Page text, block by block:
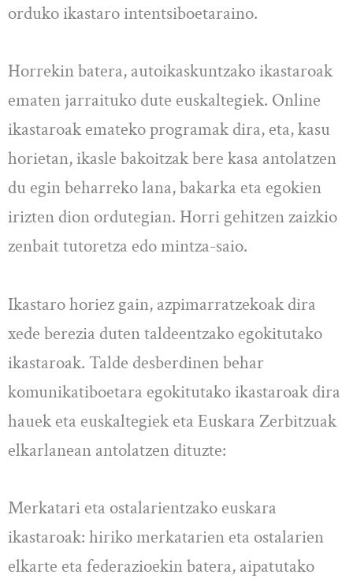
orduko ikastaro intentsiboetaraino.
Horrekin batera, autoikaskuntzako ikastaroak
ematen jarraituko dute euskaltegiek. Online
ikastaroak emateko programak dira, eta, kasu
horietan, ikasle bakoitzak bere kasa antolatzen
du egin beharreko lana, bakarka eta egokien
irizten dion ordutegian. Horri gehitzen zaizkio
zenbait tutoretza edo mintza-saio.
Ikastaro horiez gain, azpimarratzekoak dira
xede berezia duten taldeentzako egokitutako
ikastaroak. Talde desberdinen behar
komunikatiboetara egokitutako ikastaroak dira
hauek eta euskaltegiek eta Euskara Zerbitzuak
elkarlanean antolatzen dituzte:
Merkatari eta ostalarientzako euskara
ikastaroak: hiriko merkatarien eta ostalarien
elkarte eta federazioekin batera, aipatutako